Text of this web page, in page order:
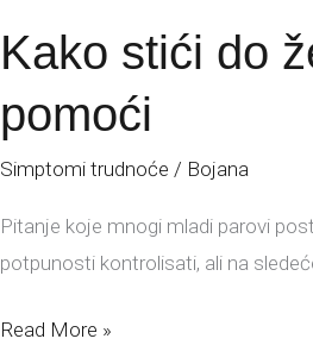
Kako stići do
pomoći
Simptomi trudnoće / Bojana
Pitanje koje mnogi mladi parovi
potpunosti kontrolisati, ali na
do
trudnoće
koji
mogu
Read More »